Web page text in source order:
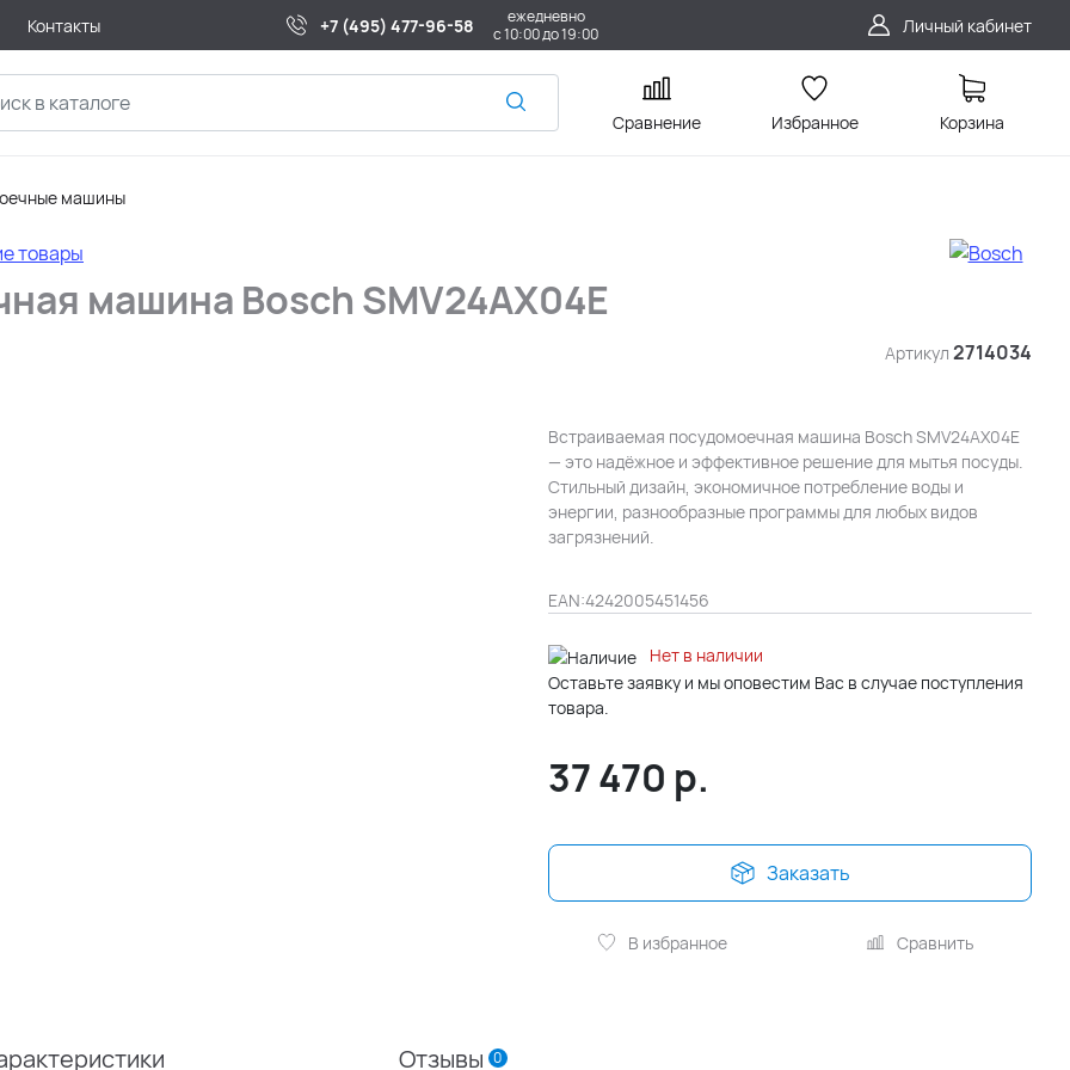
Контакты +7 (495) 477-96-58
ежедневно
с 10:00 до 19:00
Личный кабинет
Сравнение Избранное Корзина
машины
Артикул 2714034
товары
машина Bosch SMV24AX04E
Встраиваемая посудомоечная машина Bosch SMV24AX04E
— это надёжное и эффективное решение для мытья посуды.
Стильный дизайн, экономичное потребление воды и
энергии, разнообразные программы для любых видов
загрязнений.
EAN:4242005451456
Нет в наличии
Оставьте заявку и мы оповестим Вас в случае поступления
товара.
37 470 р.
Заказать
В избранное Сравнить
Отзывы 0